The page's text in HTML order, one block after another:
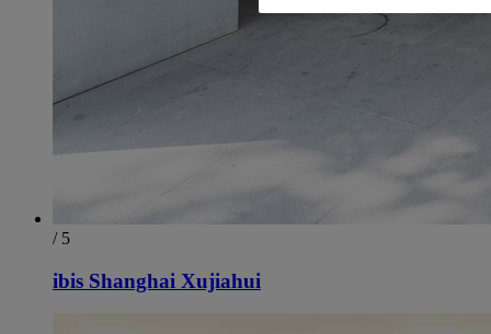
/ 5
ibis Shanghai Xujiahui